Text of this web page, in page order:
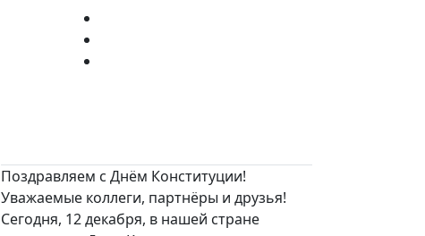
Поздравляем с Днём Конституции!
Уважаемые коллеги, партнёры и друзья!
Сегодня, 12 декабря, в нашей стране